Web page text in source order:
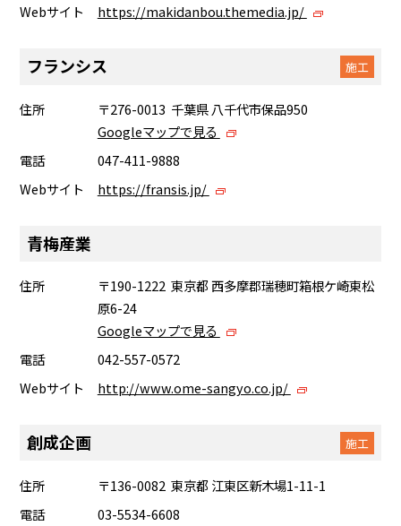
Webサイト
https://makidanbou.themedia.jp/
フランシス 施工
住所
〒276-0013 千葉県 八千代市保品950
Googleマップで見る
電話
047-411-9888
Webサイト
https://fransis.jp/
青梅産業
住所
〒190-1222 東京都 西多摩郡瑞穂町箱根ケ崎東松
原6-24
Googleマップで見る
電話
042-557-0572
Webサイト
http://www.ome-sangyo.co.jp/
創成企画 施工
住所
〒136-0082 東京都 江東区新木場1-11-1
電話
03-5534-6608